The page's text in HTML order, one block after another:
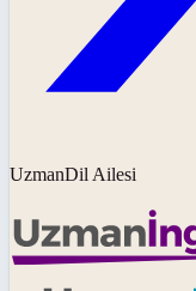
UzmanDil Ailesi